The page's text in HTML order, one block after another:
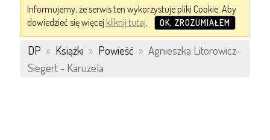
Informujemy, że serwis ten wykorzystuje pliki Cookie. Aby
dowiedzieć się więcej kliknij tutaj. OK, ZROZUMIAŁEM
DP » Książki » Powieść » Agnieszka Litorowicz-
Siegert - Karuzela